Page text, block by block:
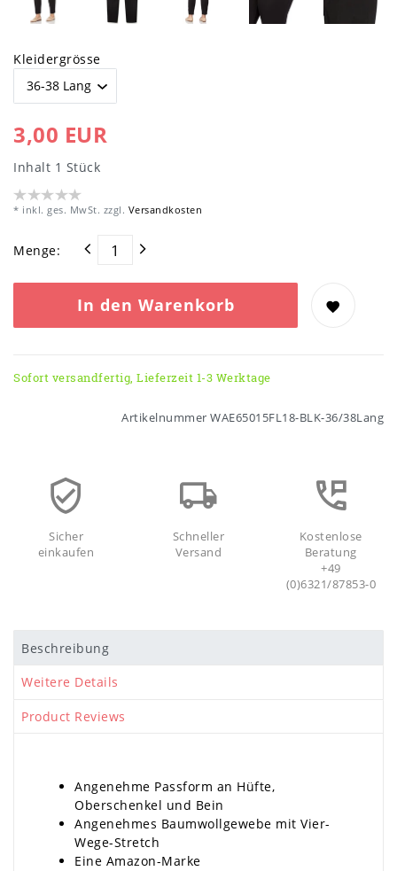
Kleidergrösse
3,00 EUR
Inhalt 1 Stück
* inkl. ges. MwSt. zzgl. Versandkosten
Menge:
In den Warenkorb
Sofort versandfertig, Lieferzeit 1-3 Werktage
Artikelnummer WAE65015FL18-BLK-36/38Lang
Sicher
einkaufen
Schneller
Versand
Kostenlose
Beratung
+49
(0)6321/87853-0
Beschreibung
Weitere Details
Product Reviews
Angenehme Passform an Hüfte,
Oberschenkel und Bein
Angenehmes Baumwollgewebe mit Vier-
Wege-Stretch
Eine Amazon-Marke